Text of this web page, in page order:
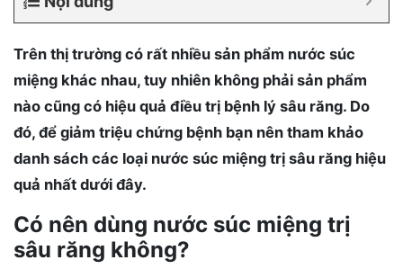
Trên thị trường có rất nhiều sản phẩm nước súc
miệng khác nhau, tuy nhiên không phải sản phẩm
nào cũng có hiệu quả điều trị bệnh lý sâu răng. Do
đó, để giảm triệu chứng bệnh bạn nên tham khảo
danh sách các loại nước súc miệng trị sâu răng hiệu
quả nhất dưới đây.
Có nên dùng nước súc miệng trị
sâu răng không?